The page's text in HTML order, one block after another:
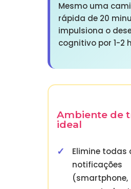
Mesmo uma
rápida de 20
impulsiona o
cognitivo por 1-2
Ambiente de
ideal
Elimine todas
notificações
(smartphone,